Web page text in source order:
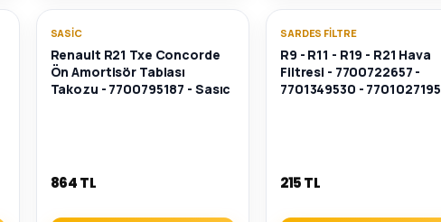
SASIC
Renault R21 Txe Concorde
Ön Amortisör Tablası
Takozu - 7700795187 - Sasıc
864 TL
SARDES FILTRE
R9 - R11 - R19 - R21 Hava
Filtresi - 7700722657 -
7701349530 - 7701027195
215 TL